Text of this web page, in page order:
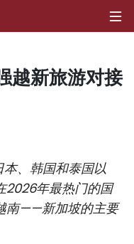
越新旅游对接
、韩国和泰国以
2026年最热门的国
南——新加坡的主要